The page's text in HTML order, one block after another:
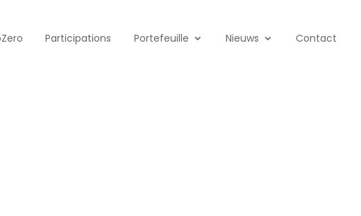
Participations Portefeuille Nieuws Contact